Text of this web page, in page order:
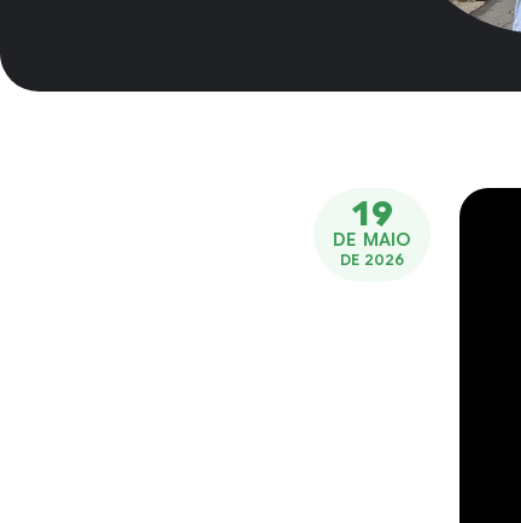
19
DE MAIO
DE 2026